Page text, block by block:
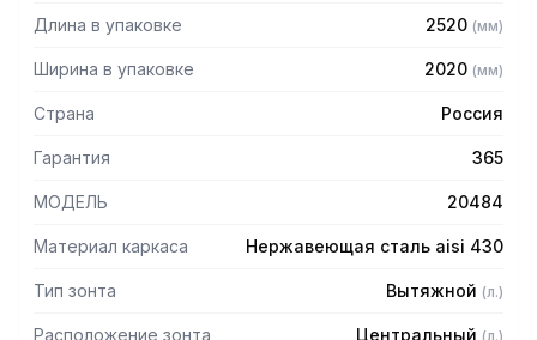
Длина в упаковке 2520 (мм)
Ширина в упаковке 2020 (мм)
Страна Россия
Гарантия 365
МОДЕЛЬ 20484
Материал каркаса Нержавеющая сталь aisi 430
Тип зонта Вытяжной (л.)
Расположение зонта Центральный (л.)